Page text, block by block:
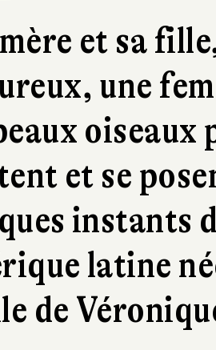
et sa
une
oiseaux
et se
instants
latine
de